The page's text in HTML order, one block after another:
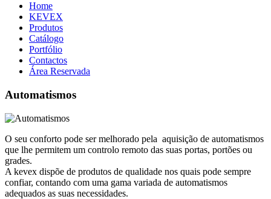
Home
KEVEX
Produtos
Catálogo
Portfólio
Contactos
Área Reservada
Automatismos
O seu conforto pode ser melhorado pela aquisição de automatismos
que lhe permitem um controlo remoto das suas portas, portões ou
grades.
A kevex dispõe de produtos de qualidade nos quais pode sempre
confiar, contando com uma gama variada de automatismos
adequados as suas necessidades.